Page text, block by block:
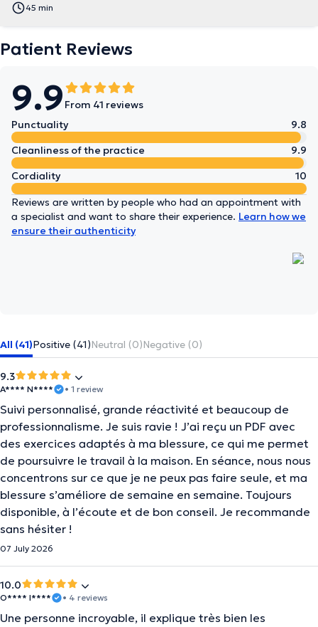
45 min
Patient Reviews
9.9 From 41 reviews
Punctuality
9.8
Cleanliness of the practice
9.9
Cordiality
10
Reviews are written by people who had an appointment with
a specialist and want to share their experience. Learn how we
ensure their authenticity
All (41)Positive (41)Neutral (0)Negative (0)
9.3
A**** N**** • 1 review
Suivi personnalisé, grande réactivité et beaucoup de
professionnalisme. Je suis ravie ! J’ai reçu un PDF avec
des exercices adaptés à ma blessure, ce qui me permet
de poursuivre le travail à la maison. En séance, nous nous
concentrons sur ce que je ne peux pas faire seule, et ma
blessure s’améliore de semaine en semaine. Toujours
disponible, à l’écoute et de bon conseil. Je recommande
sans hésiter !
07 July 2026
10.0
O**** I**** • 4 reviews
Une personne incroyable, il explique très bien les